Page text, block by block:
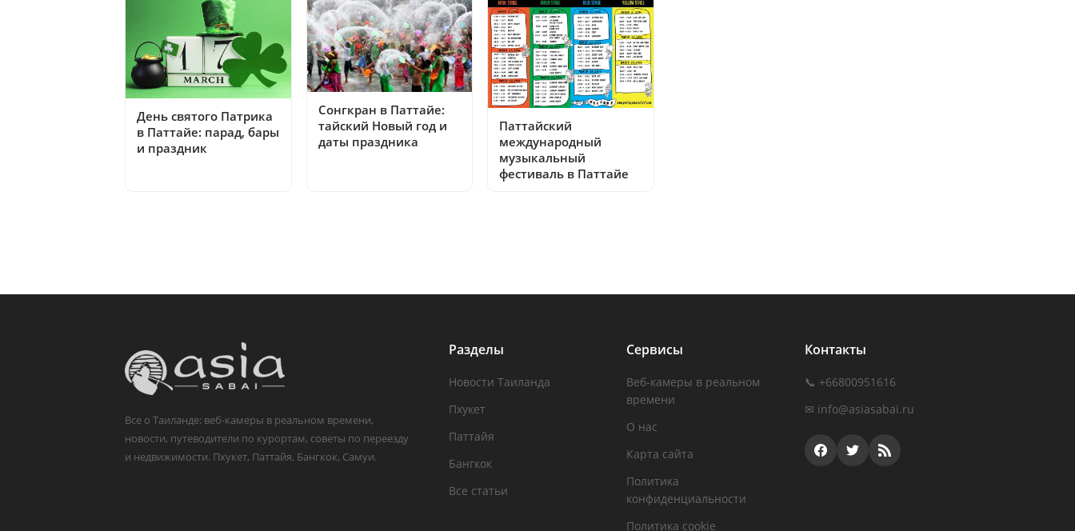
День святого Патрика
в Паттайе: парад, бары
и праздник
Сонгкран в Паттайе:
тайский Новый год и
даты праздника
Паттайский
международный
музыкальный
фестиваль в Паттайе
Все о Таиланде: веб-камеры в реальном времени,
новости, путеводители по курортам, советы по переезду
и недвижимости. Пхукет, Паттайя, Бангкок, Самуи.
Разделы
Новости Таиланда
Пхукет
Паттайя
Бангкок
Все статьи
Сервисы
Веб-камеры в реальном
времени
О нас
Карта сайта
Политика
конфиденциальности
Политика cookie
Контакты
📞 +66800951616
✉ info@asiasabai.ru